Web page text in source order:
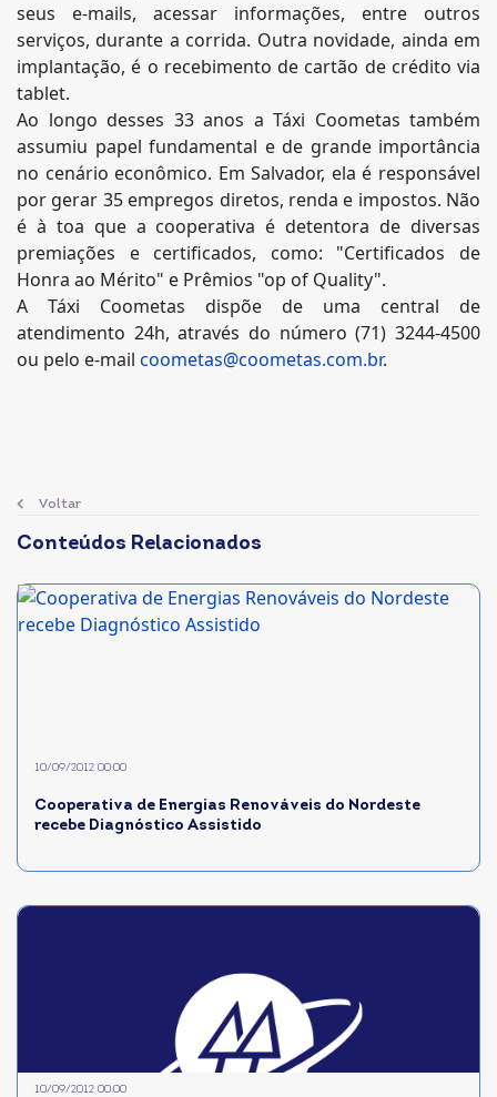
seus e-mails, acessar informações, entre outros
serviços, durante a corrida. Outra novidade, ainda em
implantação, é o recebimento de cartão de crédito via
tablet.
Ao longo desses 33 anos a Táxi Coometas também
assumiu papel fundamental e de grande importância
no cenário econômico. Em Salvador, ela é responsável
por gerar 35 empregos diretos, renda e impostos. Não
é à toa que a cooperativa é detentora de diversas
premiações e certificados, como: "Certificados de
Honra ao Mérito" e Prêmios "op of Quality".
A Táxi Coometas dispõe de uma central de
atendimento 24h, através do número (71) 3244-4500
ou pelo e-mail coometas@coometas.com.br.
Voltar
Conteúdos Relacionados
Cooperativa de Energias Renováveis do Nordeste
recebe Diagnóstico Assistido
10/09/2012 00:00
10/09/2012 00:00